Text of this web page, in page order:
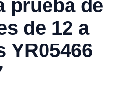
prueba de
de 12 a
YR05466